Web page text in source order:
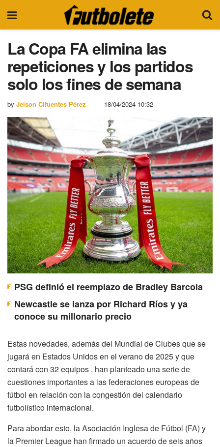
La Copa FA elimina las
repeticiones y los partidos
solo los fines de semana
by Jeison Cifuentes Pérez 18/04/2024 10:32
PSG definió el reemplazo de Bradley Barcola
Newcastle se lanza por Richard Ríos y ya
conoce su millonario precio
Estas novedades, además del Mundial de Clubes que se
jugará en Estados Unidos en el verano de 2025 y que
contará con 32 equipos , han planteado una serie de
cuestiones importantes a las federaciones europeas de
fútbol en relación con la congestión del calendario
futbolístico internacional.
Para abordar esto, la Asociación Inglesa de Fútbol (FA) y
la Premier League han firmado un acuerdo de seis años